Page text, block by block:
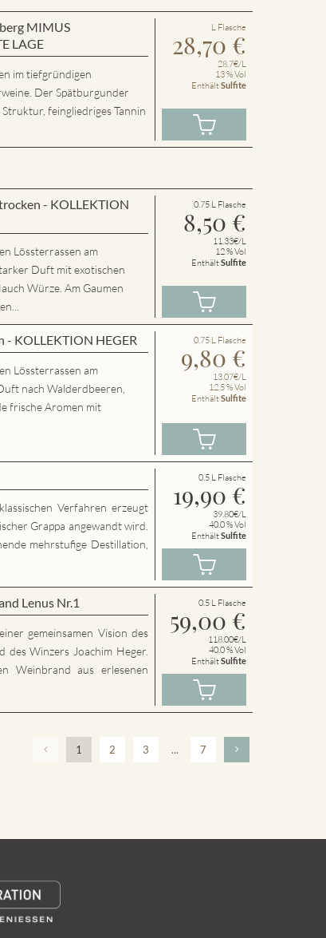
MIMUS
LAGE
im tiefgründigen
Der Spätburgunder
feingliedriges Tannin
L Flasche
28,70 €
28.7€/L
13 % Vol
EnthältSulfite
- KOLLEKTION
Lössterrassen am
Duft mit exotischen
Würze. Am Gaumen
0.75 L Flasche
8,50 €
11.33€/L
12 % Vol
EnthältSulfite
- KOLLEKTION HEGER
Lössterrassen am
nach Walderdbeeren,
frische Aromen mit
0.75 L Flasche
9,80 €
13.07€/L
12.5 % Vol
EnthältSulfite
Verfahren erzeugt
Grappa angewandt wird.
mehrstufige Destillation,
0.5 L Flasche
19,90 €
39.80€/L
40.0 % Vol
EnthältSulfite
Lenus Nr.1
gemeinsamen Vision des
Winzers Joachim Heger.
Weinbrand aus erlesenen
0.5 L Flasche
59,00 €
118.00€/L
40.0 % Vol
EnthältSulfite
1 2 3 ... 7